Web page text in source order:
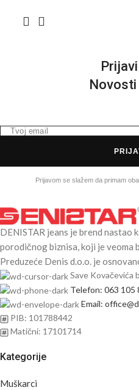
Novosti
Prijavom se slažem da primam
DENISTAR jeans je brend
porodičnog biznisa, koji je veoma
Preduzeće Denis d.o.o. je
Save Kovačevića
Telefon: 063 105
Email:
PIB: 101788442
Matični: 17101714
Kategorije
Muškarci